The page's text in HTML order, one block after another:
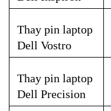
Thay pin laptop
Dell Vostro
Thay pin laptop
Dell Precision